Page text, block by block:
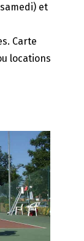
et
Carte
locations